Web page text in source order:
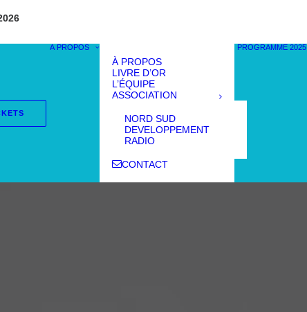
À PROPOS
À PROPOS
LIVRE D’OR
L’ÉQUIPE
ASSOCIATION
NORD SUD
DEVELOPPEMENT
RADIO
CONTACT
PROGRAMME 2025